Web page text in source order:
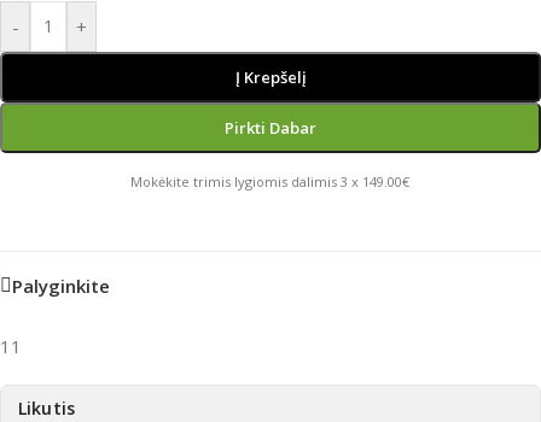
- +
Į Krepšelį
Pirkti Dabar
Mokėkite trimis lygiomis dalimis 3 x 149.00€
Palyginkite
11
Likutis